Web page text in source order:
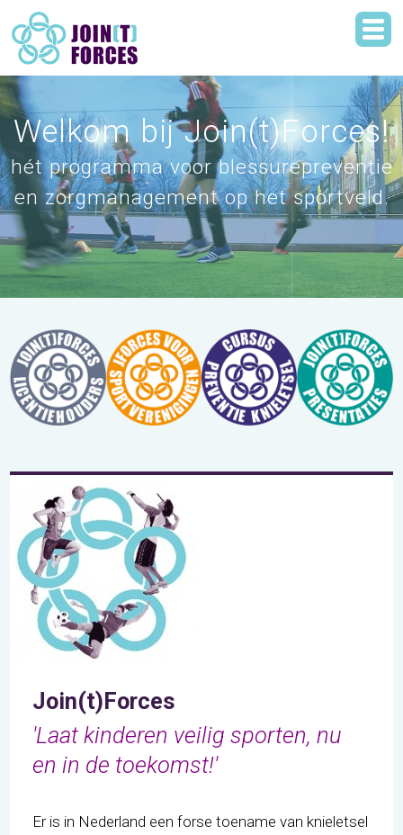
Welkom bij Join(t)Forces!
hét programma voor blessurepreventie
en zorgmanagement op het sportveld.
Join(t)Forces
'Laat kinderen veilig sporten, nu
en in de toekomst!'
Er is in Nederland een forse toename van knieletsel